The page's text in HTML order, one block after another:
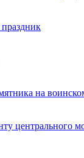
на
центрального